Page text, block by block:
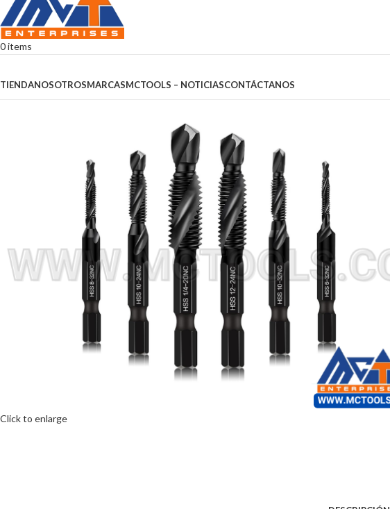
0items
TIENDANOSOTROSMARCASMCTOOLS – NOTICIASCONTÁCTANOS
Click to enlarge